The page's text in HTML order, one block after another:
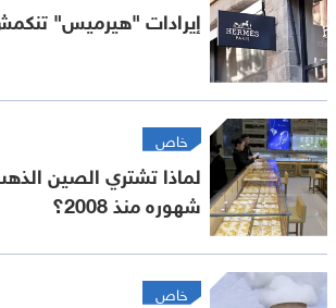
إيرادات "هيرميس"
خاص
لماذا تشتري الصين
شهوره منذ 2008؟
خاص